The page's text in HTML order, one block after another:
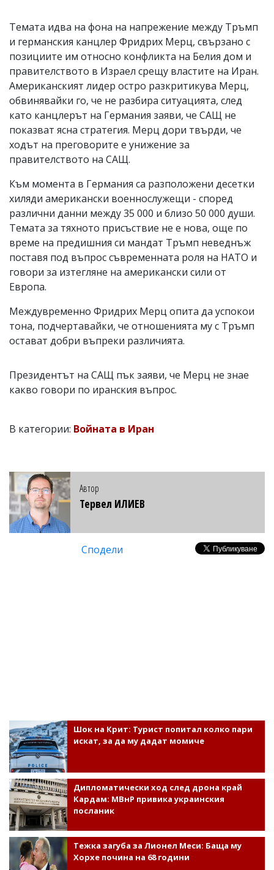
Темата идва на фона на напрежение между Тръмп
и германския канцлер Фридрих Мерц, свързано с
позициите им относно конфликта на Белия дом и
правителството в Израел срещу властите на Иран.
Американският лидер остро разкритикува Мерц,
обвинявайки го, че не разбира ситуацията, след
като канцлерът на Германия заяви, че САЩ не
показват ясна стратегия. Мерц дори твърди, че
ходът на преговорите е унижение за
правителството на САЩ.
Към момента в Германия са разположени десетки
хиляди американски военнослужещи - според
различни данни между 35 000 и близо 50 000 души.
Темата за тяхното присъствие не е нова, още по
време на предишния си мандат Тръмп неведнъж
поставя под въпрос съвременната роля на НАТО и
говори за изтегляне на американски сили от
Европа.
Междувременно Фридрих Мерц опита да успокои
тона, подчертавайки, че отношенията му с Тръмп
остават добри въпреки различията.
Президентът на САЩ пък заяви, че Мерц не знае
какво говори по иранския въпрос.
В категории: Войната в Иран
Автор
Тервел ИЛИЕВ
Сподели
Шок на Крит: Турист попитал колко пари
искат, за да му дадат момиче
Дипломатически ход след дрона край
Кардам: МВнР привика украинския
посланик
Тежка загуба за Лионел Меси: Баща му
Хорхе почина на 68 години